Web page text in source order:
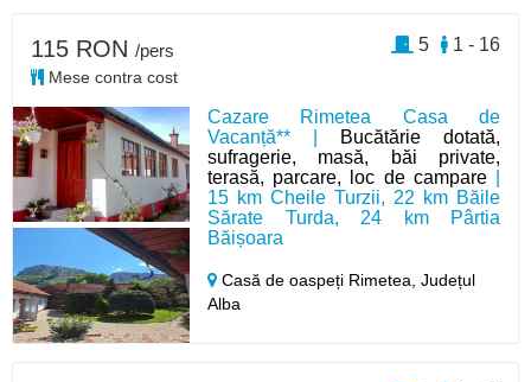
Cazare Rimetea Casa de
Vacanță** |
Bucătărie dotată,
sufragerie, masă, băi private,
terasă, parcare, loc de campare|
15 km Cheile Turzii, 22 km Băile
Sărate Turda, 24 km Pârtia
Băișoara
Casă de oaspeți Rimetea,Județul
Alba
115 RON /pers
Mese contra cost
1 - 16
5